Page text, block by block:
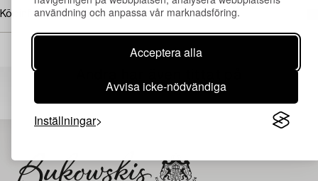
användning och anpassa vår marknadsföring.
Acceptera alla
Avvisa icke-nödvändiga
Inställningar
Köpinformation